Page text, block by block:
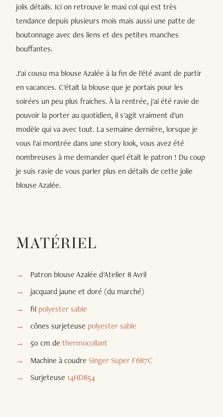
jolis détails. Ici on retrouve le maxi col qui est très
tendance depuis plusieurs mois mais aussi une patte de
boutonnage avec des liens et des petites manches
bouffantes.
J'ai cousu ma blouse Azalée à la fin de l'été avant de partir
en vacances. C'était la blouse que je portais pour les
soirées un peu plus fraiches. À la rentrée, j'ai été ravie de
pouvoir la porter au quotidien, il s'agit vraiment d'un
modèle qui va avec tout. La semaine dernière, lorsque je
vous l'ai montrée dans une story look, vous avez été
nombreuses à me demander quel était le patron ! Du coup
je suis ravie de vous parler plus en détails de cette jolie
blouse Azalée.
MATÉRIEL
Patron blouse Azalée d'Atelier 8 Avril
jacquard jaune et doré (du marché)
fil polyester sable
cônes surjeteuse polyester sable
50 cm de thermocollant
Machine à coudre Singer Super F687C
Surjeteuse 14HD854